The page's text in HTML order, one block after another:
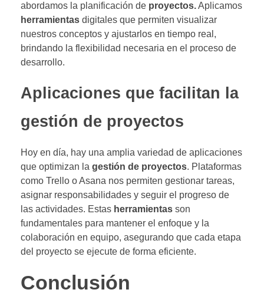
abordamos la planificación de proyectos.Aplicamos
herramientas digitales que permiten visualizar
nuestros conceptos y ajustarlos en tiempo real,
brindando la flexibilidad necesaria en el proceso de
desarrollo.
Aplicaciones que facilitan la
gestión de proyectos
Hoy en día, hay una amplia variedad de aplicaciones
que optimizan la gestión de proyectos. Plataformas
como Trello o Asana nos permiten gestionar tareas,
asignar responsabilidades y seguir el progreso de
las actividades. Estas herramientas son
fundamentales para mantener el enfoque y la
colaboración en equipo, asegurando que cada etapa
del proyecto se ejecute de forma eficiente.
Conclusión